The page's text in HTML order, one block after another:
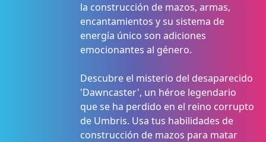
la construcción de mazos, armas,
encantamientos y su sistema de
energía único son adiciones
emocionantes al género.
Descubre el misterio del desaparecido
'Dawncaster', un héroe legendario
que se ha perdido en el reino corrupto
de Umbris. Usa tus habilidades de
construcción de mazos para matar